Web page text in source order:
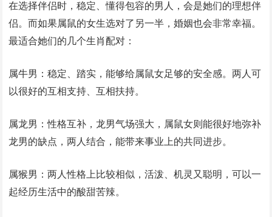
在选择伴侣时，稳定、懂得包容的男人，会是她们的理想伴
侣。而如果属鼠的女生选对了另一半，婚姻也会非常幸福。
最适合她们的几个生肖配对：
属牛男：稳定、踏实，能够给属鼠女足够的安全感。两人可
以很好的互相支持、互相扶持。
属龙男：性格互补，龙男气场强大，属鼠女则能很好地弥补
龙男的缺点，两人结合，能带来事业上的共同进步。
属猴男：两人性格上比较相似，活泼、机灵又聪明，可以一
起经历生活中的酸甜苦辣。